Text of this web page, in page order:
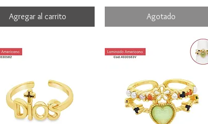
Agregar al carrito Agotado